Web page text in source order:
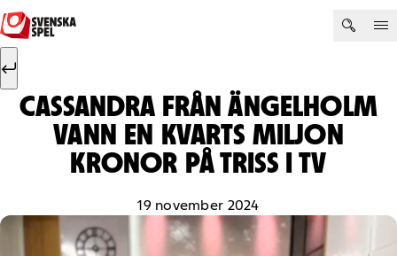
Hoppa till innehåll
Sök efter:
CASSANDRA FRÅN ÄNGELHOLM
VANN EN KVARTS MILJON
KRONOR PÅ TRISS I TV
19 november 2024